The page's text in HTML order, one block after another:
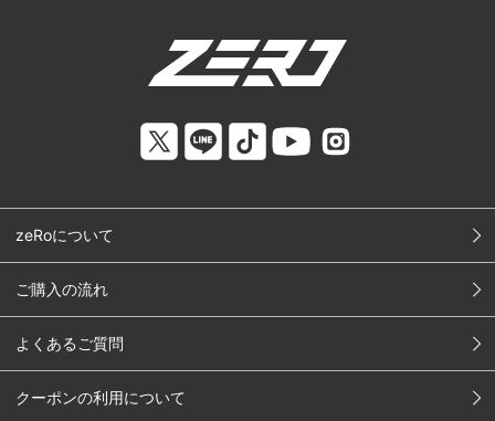
zeRoについて
ご購入の流れ
よくあるご質問
クーポンの利用について